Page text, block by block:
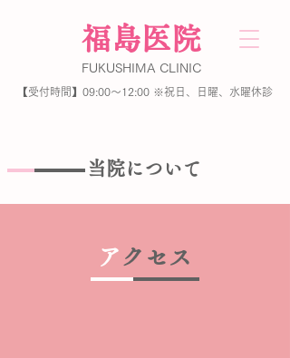
​福島医院
FUKUSHIMA CLINIC
【受付時間】09:00～12:00 ※祝日、日曜、水曜休診
​ 院について
​ア クセス